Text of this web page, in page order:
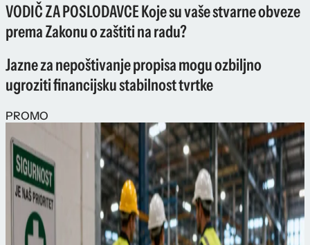
VODIČ ZA POSLODAVCE Koje su vaše stvarne obveze
prema Zakonu o zaštiti na radu?
Jazne za nepoštivanje propisa mogu ozbiljno
ugroziti financijsku stabilnost tvrtke
PROMO